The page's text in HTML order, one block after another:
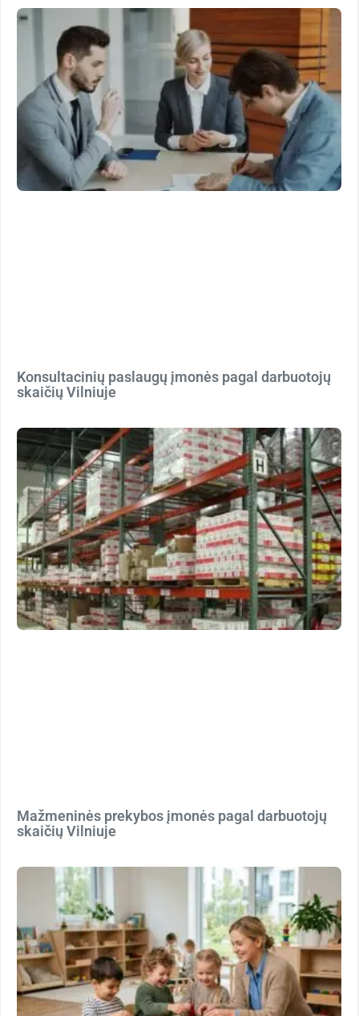
Konsultacinių paslaugų įmonės pagal darbuotojų
skaičių Vilniuje
Mažmeninės prekybos įmonės pagal darbuotojų
skaičių Vilniuje